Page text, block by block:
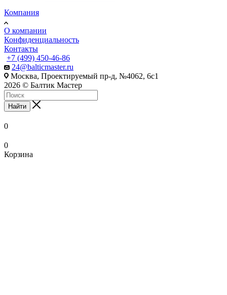
Компания
О компании
Конфиденциальность
Контакты
+7 (499) 450-46-86
24@balticmaster.ru
Москва, Проектируемый пр-д, №4062, 6с1
2026 © Балтик Мастер
Найти
0
0
Корзина